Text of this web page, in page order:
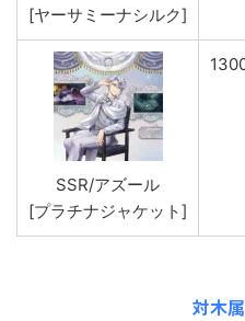
[ヤーサミーナシルク]
SSR/アズール
[プラチナジャケット]
対木